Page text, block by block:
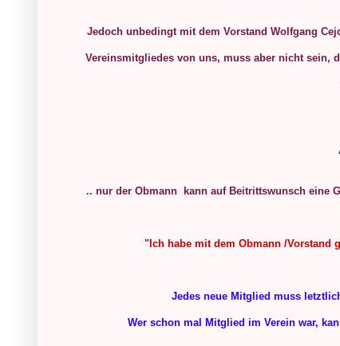
Jedoch unbedingt mit dem Vorstand Wolfgang
Vereinsmitgliedes von uns, muss aber nicht sein,
.. nur der Obmann kann auf Beitrittswunsch eine
"Ich habe mit dem Obmann /Vorstand
Jedes neue Mitglied muss
Wer schon mal Mitglied im Verein war,